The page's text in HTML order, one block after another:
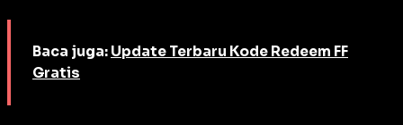
Baca juga: Update Terbaru Kode Redeem FF
Gratis